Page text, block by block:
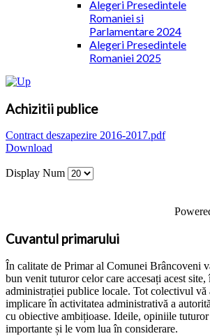
Alegeri Presedintele
Romaniei si
Parlamentare 2024
Alegeri Presedintele
Romaniei 2025
Achizitii publice
Contract deszapezire 2016-2017.pdf
Download
Display Num
Cuvantul primarului
În calitate de Primar al Comunei Brâncoveni
bun venit tuturor celor care accesați acest site,
administrației publice locale. Tot colectivul vă
implicare în activitatea administrativă a
cu obiective ambițioase. Ideile, opiniile
importante și le vom lua în considerare.